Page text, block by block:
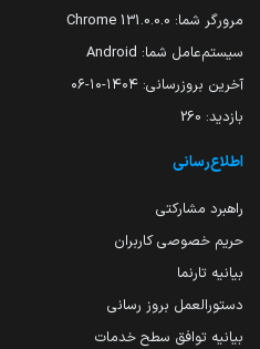
مرورگر شما: 131.0.0.0 Chrome
سیستم‌عامل شما: Android
آخرین بروزرسانی: ۱۴۰۴-۱۰-۰۶
بازدید: 260
اطلاع‌رسانی
راهبرد مشارکتی
حریم خصوصی کاربران
بیانیه تارنما
دستورالعمل بروز رسانی
بیانیه توافق سطح خدمات